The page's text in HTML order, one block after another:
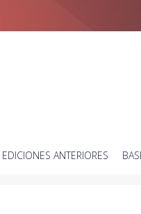
EDICIONES ANTERIORES